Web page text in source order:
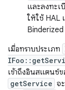
และลงทะเ
ให้ใช้ HAL
Binderized
เมื่อทราบประเภท
เข้าถึงอินสแตนซ์ข
getService จ